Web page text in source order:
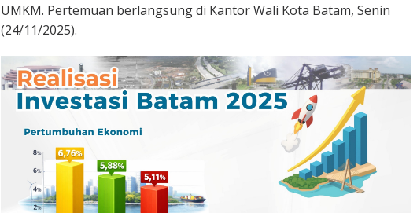
UMKM. Pertemuan berlangsung di Kantor Wali Kota Batam, Senin
(24/11/2025).